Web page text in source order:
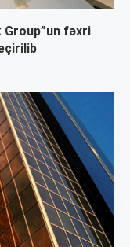
Group”un fəxri